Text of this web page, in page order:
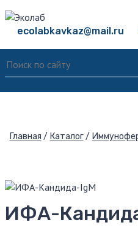
ecolabkavkaz@mail.ru
Главная Каталог
ИФА-